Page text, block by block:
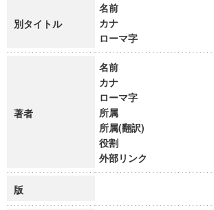
別タイトル
名前
カナ
ローマ字
著者
名前
カナ
ローマ字
所属
所属(翻訳)
役割
外部リンク
版